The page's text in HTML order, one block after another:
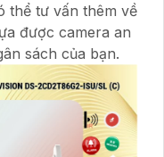
thể tư vấn thêm về
được camera an
sách của bạn.